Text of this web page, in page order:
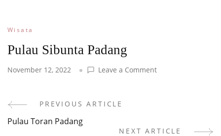
Wisata
Pulau Sibunta Padang
November 12, 2022 Leave a Commenton
Post
PREVIOUS ARTICLE
Pulau Toran Padang
NEXT ARTICLE